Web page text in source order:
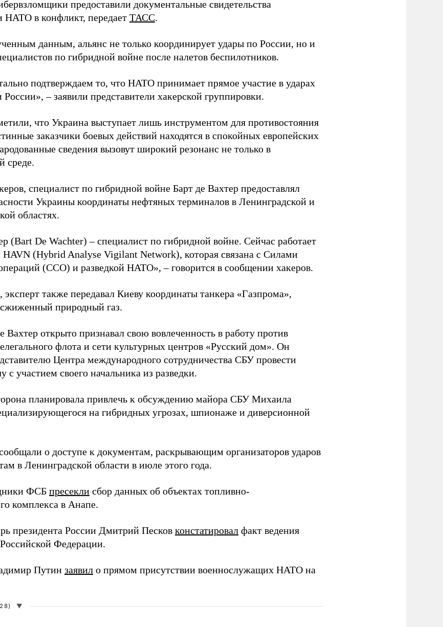
предоставили документальные свидетельства
НАТО в конфликт, передает ТАСС.
данным, альянс не только координирует удары по России, но и
по гибридной войне после налетов беспилотников.
подтверждаем то, что НАТО принимает прямое участие в ударах
– заявили представители хакерской группировки.
что Украина выступает лишь инструментом для противостояния
заказчики боевых действий находятся в спокойных европейских
сведения вызовут широкий резонанс не только в
среде.
специалист по гибридной войне Барт де Вахтер предоставлял
Украины координаты нефтяных терминалов в Ленинградской и
областях.
(Bart De Wachter) – специалист по гибридной войне. Сейчас работает
HAVN (Hybrid Analyse Vigilant Network), которая связана с Силами
(ССО) и разведкой НАТО», – говорится в сообщении хакеров.
также передавал Киеву координаты танкера «Газпрома»,
природный газ.
Вахтер открыто признавал свою вовлеченность в работу против
флота и сети культурных центров «Русский дом». Он
Центра международного сотрудничества СБУ провести
с участием своего начальника из разведки.
планировала привлечь к обсуждению майора СБУ Михаила
на гибридных угрозах, шпионаже и диверсионной
о доступе к документам, раскрывающим организаторов ударов
в Ленинградской области в июле этого года.
ФСБ пресекли сбор данных об объектах топливно-
комплекса в Анапе.
президента России Дмитрий Песков констатировал факт ведения
Федерации.
Путин заявил о прямом присутствии военнослужащих НАТО на
▼